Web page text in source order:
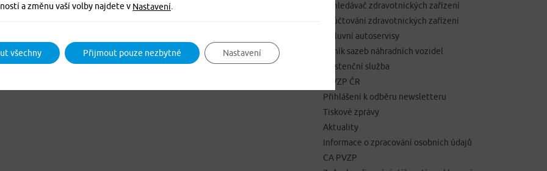
online
neschopnosti
Pojistné podmínky
Informace o pojistných produktech IPID
Vyhledávač zdravotnických zařízení
Vyúčtování zdravotnických zařízení
Smluvní autoservisy
Ceník sazeb náhradních vozidel
Asistenční služba
O VZP ČR
Přihlášení k odběru newsletteru
Tiskové zprávy
Aktuality
Informace o zpracování osobních údajů
CA PVZP
a změnu vaší volby najdete v Nastavení
všechny Přijmout pouze nezbytné Nastavení